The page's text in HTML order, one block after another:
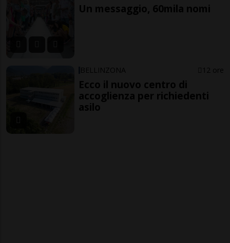
Un messaggio, 60mila nomi
BELLINZONA 12 ore
Ecco il nuovo centro di
accoglienza per richiedenti
asilo